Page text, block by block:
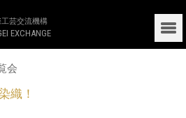
芸交流機構
EXCHANGE
会
織！